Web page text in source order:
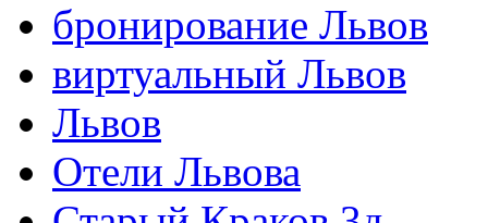
бронирование Львов
виртуальный Львов
Львов
Отели Львова